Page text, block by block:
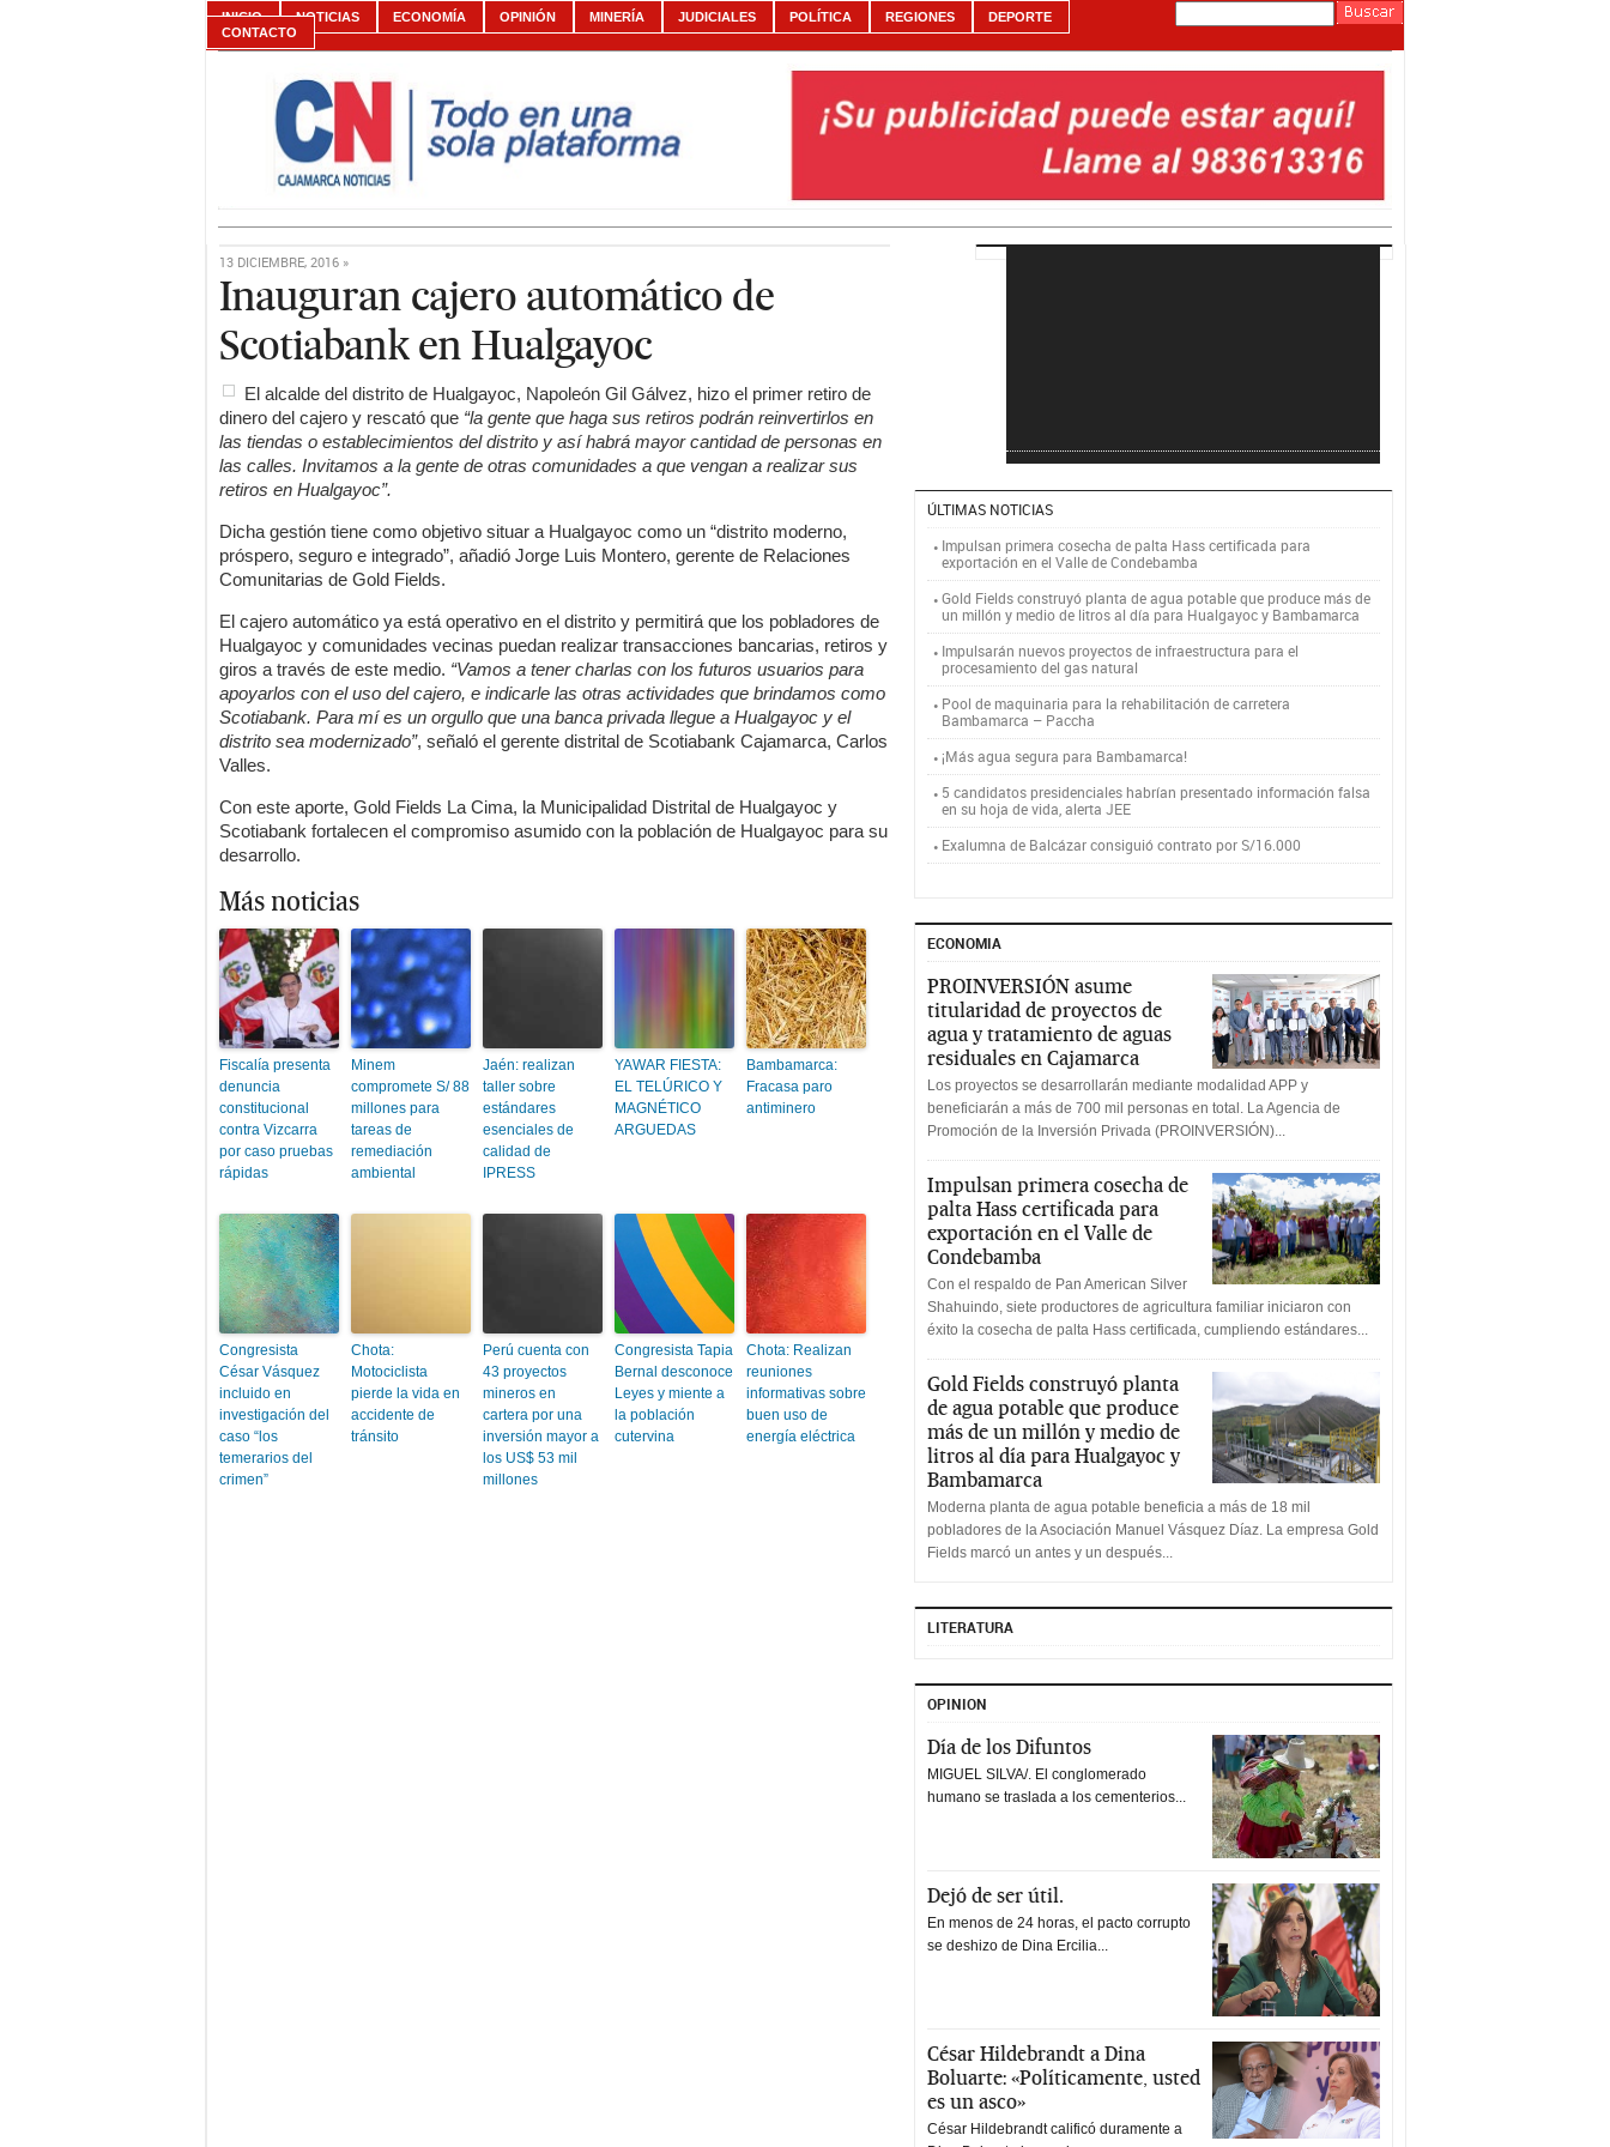
INICIO NOTICIAS ECONOMÍA OPINIÓN MINERÍA JUDICIALES POLÍTICA REGIONES
DEPORTE
CONTACTO
13 DICIEMBRE, 2016 »
Inauguran cajero automático de
Scotiabank en Hualgayoc
El alcalde del distrito de Hualgayoc, Napoleón Gil Gálvez, hizo el primer retiro de
dinero del cajero y rescató que “la gente que haga sus retiros podrán reinvertirlos en
las tiendas o establecimientos del distrito y así habrá mayor cantidad de personas en
las calles. Invitamos a la gente de otras comunidades a que vengan a realizar sus
retiros en Hualgayoc”.
Dicha gestión tiene como objetivo situar a Hualgayoc como un “distrito moderno,
próspero, seguro e integrado”, añadió Jorge Luis Montero, gerente de Relaciones
Comunitarias de Gold Fields.
El cajero automático ya está operativo en el distrito y permitirá que los pobladores de
Hualgayoc y comunidades vecinas puedan realizar transacciones bancarias, retiros y
giros a través de este medio. “Vamos a tener charlas con los futuros usuarios para
apoyarlos con el uso del cajero, e indicarle las otras actividades que brindamos como
Scotiabank. Para mí es un orgullo que una banca privada llegue a Hualgayoc y el
distrito sea modernizado”, señaló el gerente distrital de Scotiabank Cajamarca, Carlos
Valles.
Con este aporte, Gold Fields La Cima, la Municipalidad Distrital de Hualgayoc y
Scotiabank fortalecen el compromiso asumido con la población de Hualgayoc para su
desarrollo.
Más noticias
Fiscalía presenta
denuncia
constitucional
contra Vizcarra
por caso pruebas
rápidas
Minem
compromete S/ 88
millones para
tareas de
remediación
ambiental
Jaén: realizan
taller sobre
estándares
esenciales de
calidad de
IPRESS
YAWAR FIESTA:
EL TELÚRICO Y
MAGNÉTICO
ARGUEDAS
Bambamarca:
Fracasa paro
antiminero
Congresista
César Vásquez
incluido en
investigación del
caso “los
temerarios del
crimen”
Chota:
Motociclista
pierde la vida en
accidente de
tránsito
Perú cuenta con
43 proyectos
mineros en
cartera por una
inversión mayor a
los US$ 53 mil
millones
Congresista Tapia
Bernal desconoce
Leyes y miente a
la población
cutervina
Chota: Realizan
reuniones
informativas sobre
buen uso de
energía eléctrica
ÚLTIMAS NOTICIAS
Impulsan primera cosecha de palta Hass certificada para
exportación en el Valle de Condebamba
Gold Fields construyó planta de agua potable que produce más de
un millón y medio de litros al día para Hualgayoc y Bambamarca
Impulsarán nuevos proyectos de infraestructura para el
procesamiento del gas natural
Pool de maquinaria para la rehabilitación de carretera
Bambamarca – Paccha
¡Más agua segura para Bambamarca!
5 candidatos presidenciales habrían presentado información falsa
en su hoja de vida, alerta JEE
Exalumna de Balcázar consiguió contrato por S/16.000
ECONOMIA
PROINVERSIÓN asume
titularidad de proyectos de
agua y tratamiento de aguas
residuales en Cajamarca
Los proyectos se desarrollarán mediante modalidad APP y
beneficiarán a más de 700 mil personas en total. La Agencia de
Promoción de la Inversión Privada (PROINVERSIÓN)...
Impulsan primera cosecha de
palta Hass certificada para
exportación en el Valle de
Condebamba
Con el respaldo de Pan American Silver
Shahuindo, siete productores de agricultura familiar iniciaron con
éxito la cosecha de palta Hass certificada, cumpliendo estándares...
Gold Fields construyó planta
de agua potable que produce
más de un millón y medio de
litros al día para Hualgayoc y
Bambamarca
Moderna planta de agua potable beneficia a más de 18 mil
pobladores de la Asociación Manuel Vásquez Díaz. La empresa Gold
Fields marcó un antes y un después...
LITERATURA
OPINION
Día de los Difuntos
MIGUEL SILVA/. El conglomerado
humano se traslada a los cementerios...
Dejó de ser útil.
En menos de 24 horas, el pacto corrupto
se deshizo de Dina Ercilia...
César Hildebrandt a Dina
Boluarte: «Políticamente, usted
es un asco»
César Hildebrandt calificó duramente a